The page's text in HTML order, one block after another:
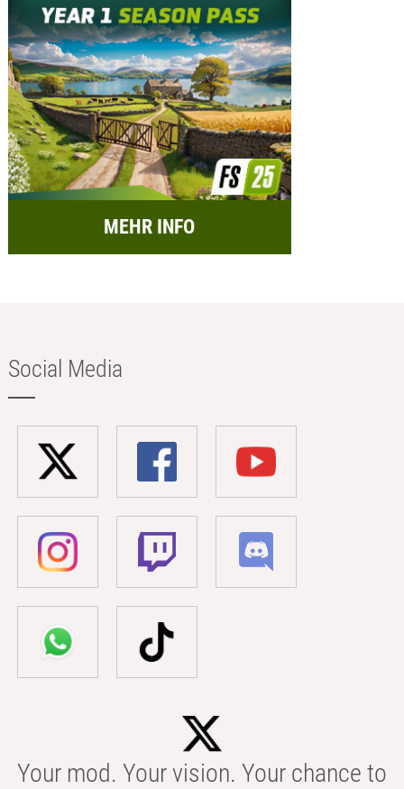
MEHR INFO
Social Media
Your mod. Your vision. Your chance to